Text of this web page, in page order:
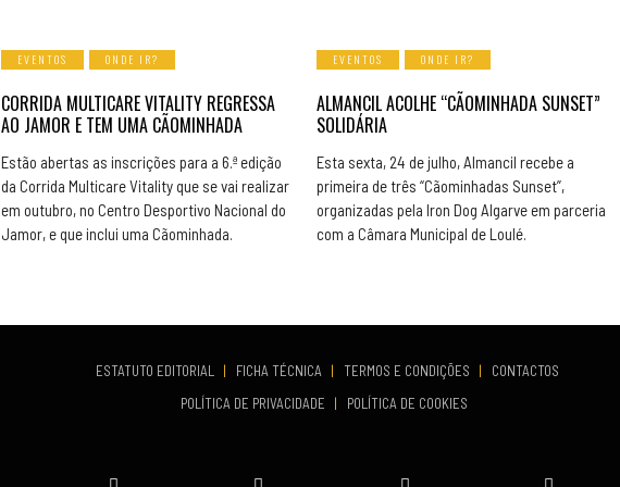
EVENTOS ONDE IR?
CORRIDA MULTICARE VITALITY REGRESSA
AO JAMOR E TEM UMA CÃOMINHADA
Estão abertas as inscrições para a 6.ª edição
da Corrida Multicare Vitality que se vai realizar
em outubro, no Centro Desportivo Nacional do
Jamor, e que inclui uma Cãominhada.
EVENTOS ONDE IR?
ALMANCIL ACOLHE “CÃOMINHADA SUNSET”
SOLIDÁRIA
Esta sexta, 24 de julho, Almancil recebe a
primeira de três “Cãominhadas Sunset”,
organizadas pela Iron Dog Algarve em parceria
com a Câmara Municipal de Loulé.
ESTATUTO EDITORIAL | FICHA TÉCNICA | TERMOS E CONDIÇÕES |
CONTACTOS
POLÍTICA DE PRIVACIDADE
| POLÍTICA DE COOKIES